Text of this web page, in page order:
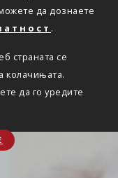
да дознаете
.
страната се
колачињата.
да го уредите